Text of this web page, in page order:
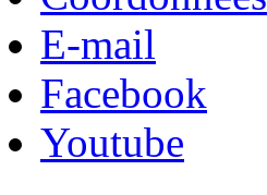
E-mail
Facebook
Youtube